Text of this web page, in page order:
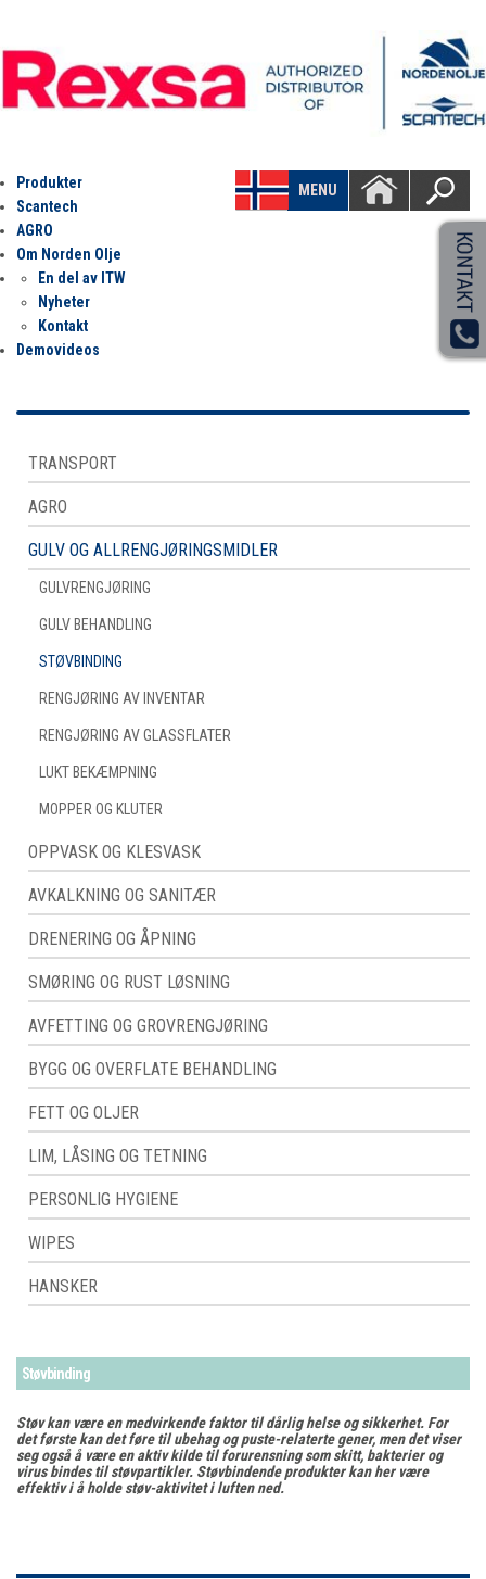
MENU
Produkter
Scantech
AGRO
Om Norden Olje
En del av ITW
Nyheter
Kontakt
Demovideos
TRANSPORT
AGRO
GULV OG ALLRENGJØRINGSMIDLER
GULVRENGJØRING
GULV BEHANDLING
STØVBINDING
RENGJØRING AV INVENTAR
RENGJØRING AV GLASSFLATER
LUKT BEKÆMPNING
MOPPER OG KLUTER
OPPVASK OG KLESVASK
AVKALKNING OG SANITÆR
DRENERING OG ÅPNING
SMØRING OG RUST LØSNING
AVFETTING OG GROVRENGJØRING
BYGG OG OVERFLATE BEHANDLING
FETT OG OLJER
LIM, LÅSING OG TETNING
PERSONLIG HYGIENE
WIPES
HANSKER
Støvbinding
Støv kan være en medvirkende faktor til dårlig helse og sikkerhet. For
det første kan det føre til ubehag og puste-relaterte gener, men det viser
seg også å være en aktiv kilde til forurensning som skitt, bakterier og
virus bindes til støvpartikler. Støvbindende produkter kan her være
effektiv i å holde støv-aktivitet i luften ned.